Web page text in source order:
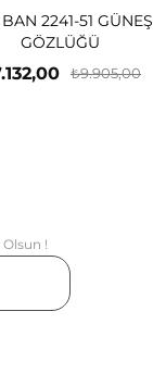
2241-51 GÜNEŞ
GÖZLÜĞÜ
₺9.905,00
!